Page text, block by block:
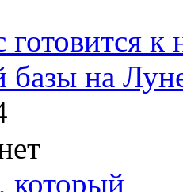
к
базы на